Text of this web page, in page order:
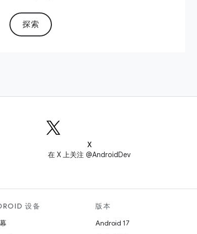
探索
X
在 X 上关注 @AndroidDev
设备
版本
Android 17